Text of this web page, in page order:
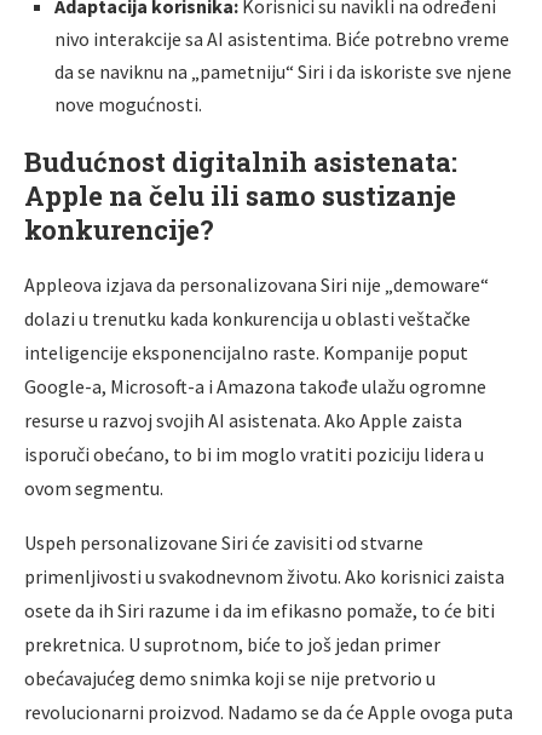
Adaptacija korisnika: Korisnici su navikli na određeni
nivo interakcije sa AI asistentima. Biće potrebno vreme
da se naviknu na „pametniju“ Siri i da iskoriste sve njene
nove mogućnosti.
Budućnost digitalnih asistenata:
Apple na čelu ili samo sustizanje
konkurencije?
Appleova izjava da personalizovana Siri nije „demoware“
dolazi u trenutku kada konkurencija u oblasti veštačke
inteligencije eksponencijalno raste. Kompanije poput
Google-a, Microsoft-a i Amazona takođe ulažu ogromne
resurse u razvoj svojih AI asistenata. Ako Apple zaista
isporuči obećano, to bi im moglo vratiti poziciju lidera u
ovom segmentu.
Uspeh personalizovane Siri će zavisiti od stvarne
primenljivosti u svakodnevnom životu. Ako korisnici zaista
osete da ih Siri razume i da im efikasno pomaže, to će biti
prekretnica. U suprotnom, biće to još jedan primer
obećavajućeg demo snimka koji se nije pretvorio u
revolucionarni proizvod. Nadamo se da će Apple ovoga puta